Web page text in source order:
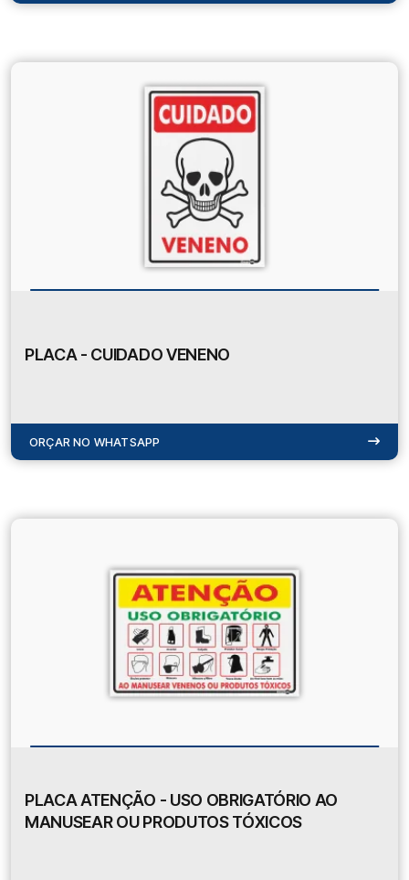
PLACA - CUIDADO VENENO
ORÇAR NO WHATSAPP
PLACA ATENÇÃO - USO OBRIGATÓRIO AO
MANUSEAR OU PRODUTOS TÓXICOS